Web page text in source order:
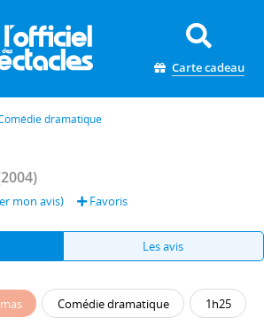
Carte cadeau
dramatique
mon avis) Favoris
Les avis
Comédie dramatique 1h25